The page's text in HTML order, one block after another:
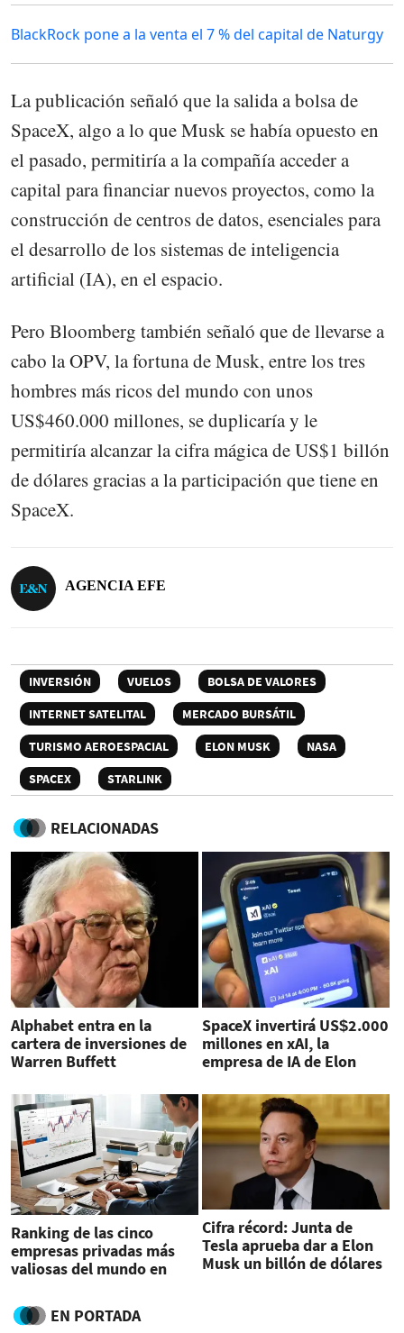
BlackRock pone a la venta el 7 % del capital de Naturgy
La publicación señaló que la salida a bolsa de
SpaceX, algo a lo que Musk se había opuesto en
el pasado, permitiría a la compañía acceder a
capital para financiar nuevos proyectos, como la
construcción de centros de datos, esenciales para
el desarrollo de los sistemas de inteligencia
artificial (IA), en el espacio.
Pero Bloomberg también señaló que de llevarse a
cabo la OPV, la fortuna de Musk, entre los tres
hombres más ricos del mundo con unos
US$460.000 millones, se duplicaría y le
permitiría alcanzar la cifra mágica de US$1 billón
de dólares gracias a la participación que tiene en
SpaceX.
AGENCIA EFE
INVERSIÓN VUELOS
BOLSA DE VALORES
INTERNET SATELITAL
MERCADO BURSÁTIL
TURISMO AEROESPACIAL
ELON MUSK
NASA
SPACEX
STARLINK
RELACIONADAS
Alphabet entra en la
cartera de inversiones de
Warren Buffett
SpaceX invertirá US$2.000
millones en xAI, la
empresa de IA de Elon
Ranking de las cinco
empresas privadas más
valiosas del mundo en
Cifra récord: Junta de
Tesla aprueba dar a Elon
Musk un billón de dólares
EN PORTADA